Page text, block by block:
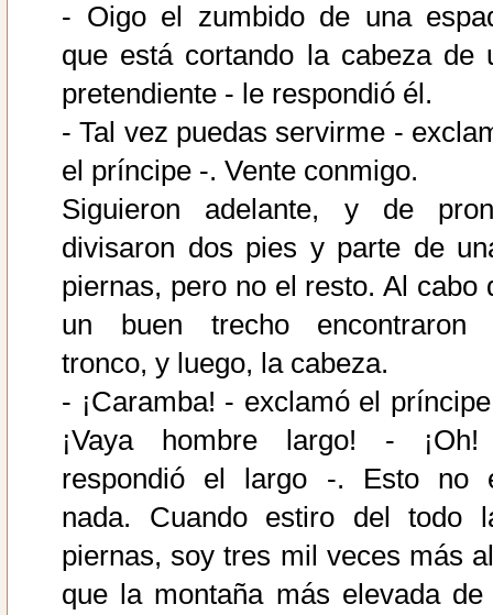
- Oigo el zumbido de una
que está cortando la cabeza de
pretendiente - le respondió él.
- Tal vez puedas servirme -
el príncipe -. Vente conmigo.
Siguieron adelante, y de
divisaron dos pies y parte de
piernas, pero no el resto. Al cabo
un buen trecho encontraron
tronco, y luego, la cabeza.
- ¡Caramba! - exclamó el
¡Vaya hombre largo! -
respondió el largo -. Esto no
nada. Cuando estiro del todo
piernas, soy tres mil veces más
que la montaña más elevada de